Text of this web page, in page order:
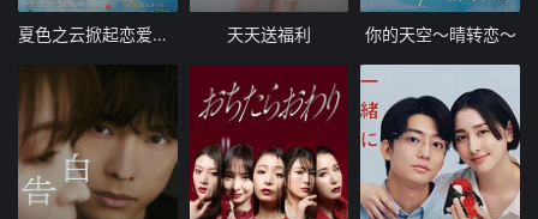
夏色之云掀起恋爱与风暴 天天送福利 你的天空～晴转恋～